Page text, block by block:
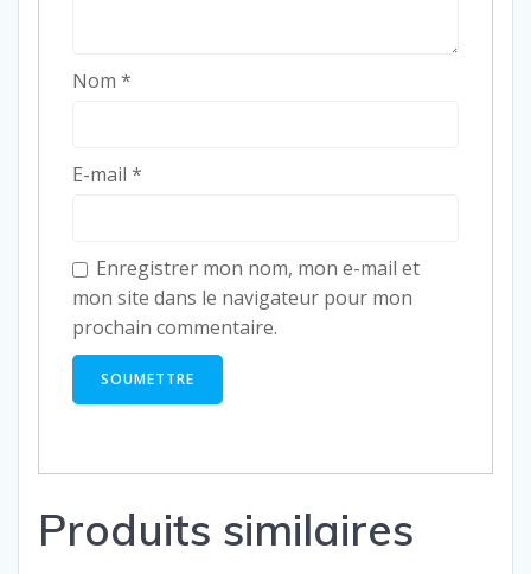
Nom *
E-mail *
Enregistrer mon nom, mon e-mail et
mon site dans le navigateur pour mon
prochain commentaire.
Produits similaires